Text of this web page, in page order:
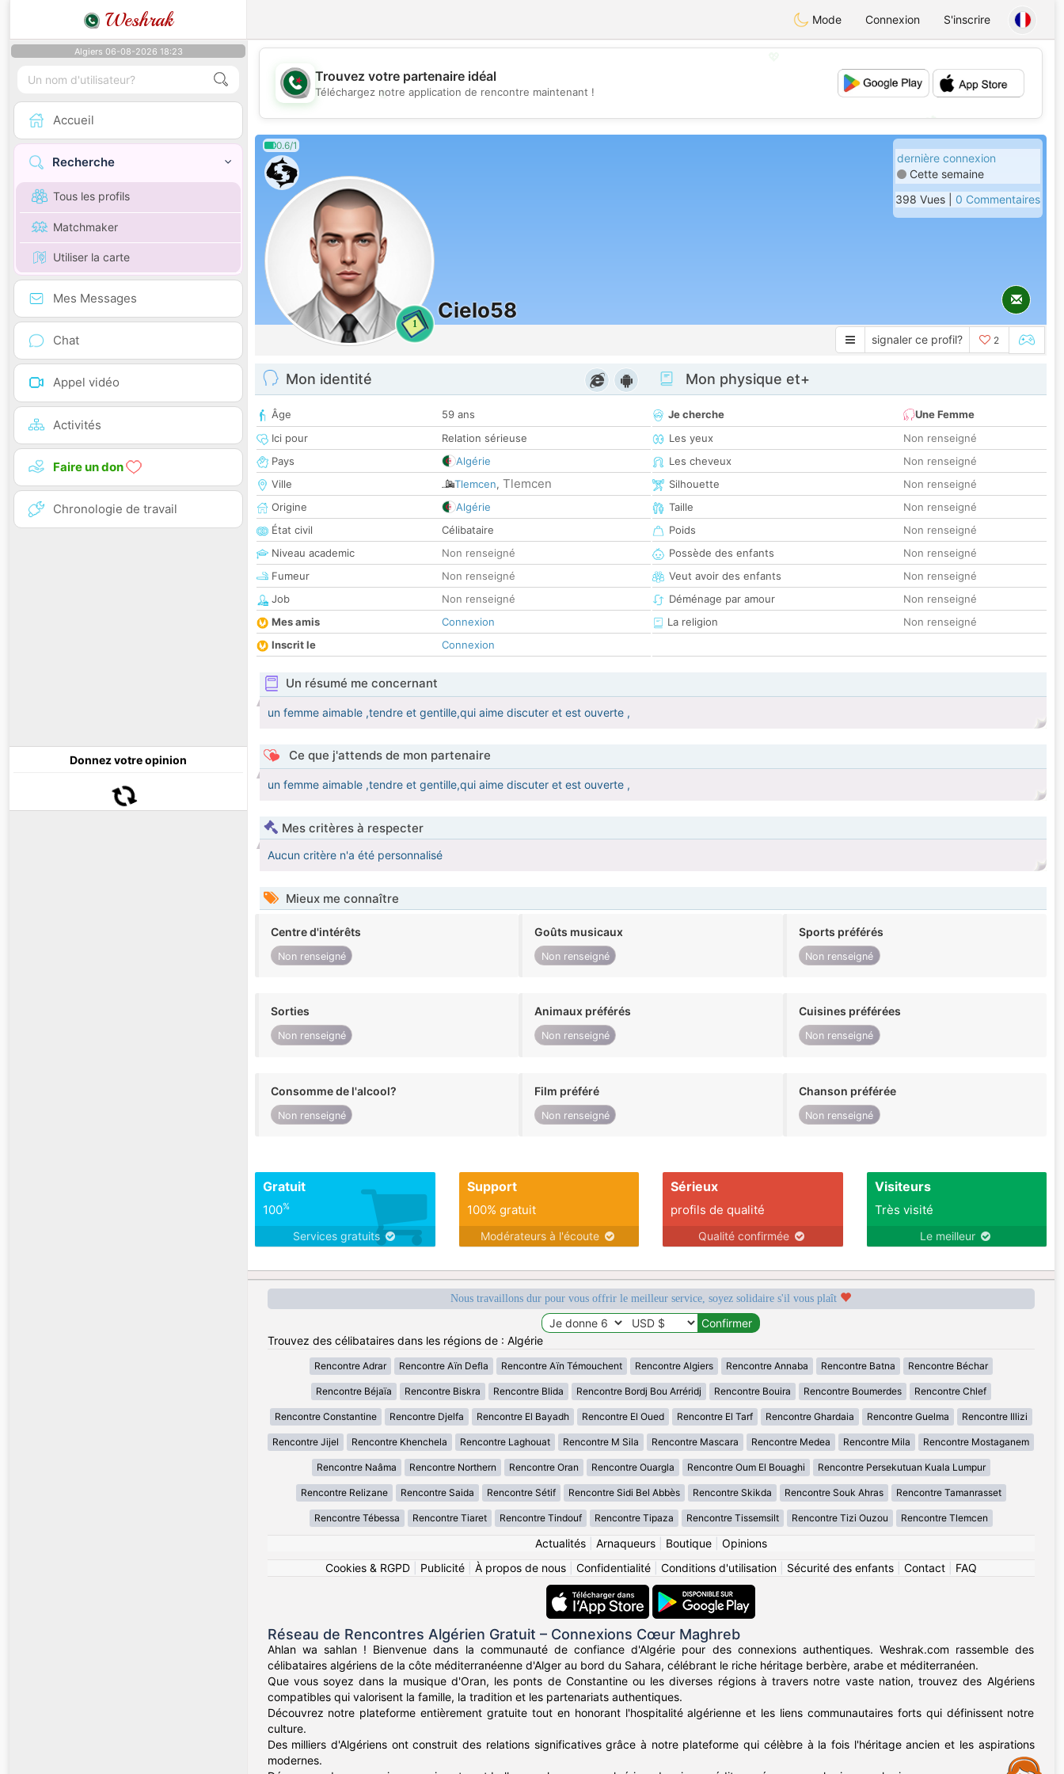
Weshrak Mode Connexion S'inscrire
Algiers 06-08-2026 18:23
Accueil
Recherche
Tous les profils
Matchmaker
Utiliser la carte
Mes Messages
Chat
Appel vidéo
Activités
Faire un don
Chronologie de travail
Donnez votre opinion
💖
💕
Trouvez votre partenaire idéal
Téléchargez notre application de rencontre maintenant !
0.6/1
1
Cielo58
dernière connexion
Cette semaine
398 Vues | 0 Commentaires
signaler ce profil? 2
Mon identité
Âge
59 ans
Ici pour
Relation sérieuse
Pays
Algérie
Ville
Tlemcen, Tlemcen
Origine
Algérie
État civil
Célibataire
Niveau academic
Non renseigné
Fumeur
Non renseigné
Job
Non renseigné
Mes amis
Connexion
Inscrit le
Connexion
Mon physique et+
Je cherche
Une Femme
Les yeux
Non renseigné
Les cheveux
Non renseigné
Silhouette
Non renseigné
Taille
Non renseigné
Poids
Non renseigné
Possède des enfants
Non renseigné
Veut avoir des enfants
Non renseigné
Déménage par amour
Non renseigné
La religion
Non renseigné
Un résumé me concernant
un femme aimable ,tendre et gentille,qui aime discuter et est ouverte ,
Ce que j'attends de mon partenaire
un femme aimable ,tendre et gentille,qui aime discuter et est ouverte ,
Mes critères à respecter
Aucun critère n'a été personnalisé
Mieux me connaître
Centre d'intérêts
Non renseigné
Goûts musicaux
Non renseigné
Sports préférés
Non renseigné
Sorties
Non renseigné
Animaux préférés
Non renseigné
Cuisines préférées
Non renseigné
Consomme de l'alcool?
Non renseigné
Film préféré
Non renseigné
Chanson préférée
Non renseigné
Gratuit
100%
Services gratuits
Support
100% gratuit
Modérateurs à l'écoute
Sérieux
profils de qualité
Qualité confirmée
Visiteurs
Très visité
Le meilleur
Nous travaillons dur pour vous offrir le meilleur service, soyez solidaire s'il vous plaît
Trouvez des célibataires dans les régions de : Algérie
Rencontre Adrar Rencontre Aïn Defla Rencontre Aïn Témouchent Rencontre Algiers Rencontre Annaba Rencontre Batna Rencontre Béchar
Rencontre Béjaïa Rencontre Biskra Rencontre Blida Rencontre Bordj Bou Arréridj Rencontre Bouira Rencontre Boumerdes Rencontre Chlef
Rencontre Constantine Rencontre Djelfa Rencontre El Bayadh Rencontre El Oued Rencontre El Tarf Rencontre Ghardaia Rencontre Guelma Rencontre Illizi
Rencontre Jijel Rencontre Khenchela Rencontre Laghouat Rencontre M Sila Rencontre Mascara Rencontre Medea Rencontre Mila Rencontre Mostaganem
Rencontre Naâma Rencontre Northern Rencontre Oran Rencontre Ouargla Rencontre Oum El Bouaghi Rencontre Persekutuan Kuala Lumpur
Rencontre Relizane Rencontre Saida Rencontre Sétif Rencontre Sidi Bel Abbès Rencontre Skikda Rencontre Souk Ahras Rencontre Tamanrasset
Rencontre Tébessa Rencontre Tiaret Rencontre Tindouf Rencontre Tipaza Rencontre Tissemsilt Rencontre Tizi Ouzou Rencontre Tlemcen
Actualités| Arnaqueurs| Boutique| Opinions
Cookies & RGPD| Publicité| À propos de nous| Confidentialité| Conditions d'utilisation| Sécurité des enfants| Contact| FAQ
Réseau de Rencontres Algérien Gratuit – Connexions Cœur Maghreb
Ahlan wa sahlan ! Bienvenue dans la communauté de confiance d'Algérie pour des connexions authentiques. Weshrak.com rassemble des
célibataires algériens de la côte méditerranéenne d'Alger au bord du Sahara, célébrant le riche héritage berbère, arabe et méditerranéen.
Que vous soyez dans la musique d'Oran, les ponts de Constantine ou les diverses régions à travers notre vaste nation, trouvez des Algériens
compatibles qui valorisent la famille, la tradition et les partenariats authentiques.
Découvrez notre plateforme entièrement gratuite tout en honorant l'hospitalité algérienne et les liens communautaires forts qui définissent notre
culture.
Des milliers d'Algériens ont construit des relations significatives grâce à notre plateforme qui célèbre à la fois l'héritage ancien et les aspirations
modernes.